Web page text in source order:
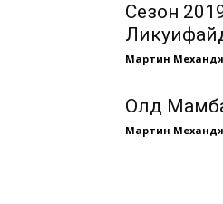
Сезон
Мартин
Олд
Мартин